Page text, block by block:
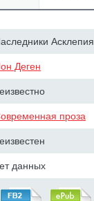
Асклепия
Деген
проза
данных